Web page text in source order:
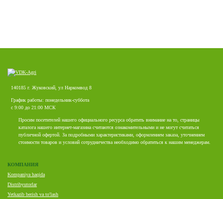
140185 г. Жуковский, ул Наркомвод 8
График работы: понедельник-суббота
с 9:00 до 21:00 МСК
Просим посетителей нашего официального ресурса обратить внимание на то, страницы
каталога нашего интернет-магазина считаются ознакомительными и не могут считаться
публичной офертой. За подробными характеристиками, оформлением заказа, уточнением
стоимости товаров и условий сотрудничества необходимо обратиться к нашим менеджерам.
КОМПАНИЯ
Kompaniya haqida
Distribyutorlar
Yetkazib berish va to'lash